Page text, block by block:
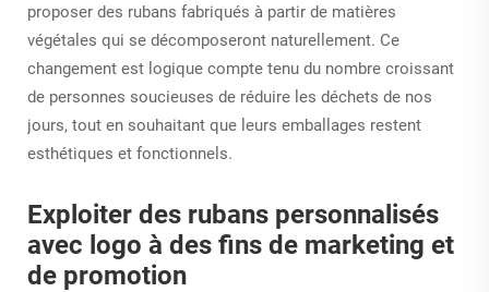
proposer des rubans fabriqués à partir de matières
végétales qui se décomposeront naturellement. Ce
changement est logique compte tenu du nombre croissant
de personnes soucieuses de réduire les déchets de nos
jours, tout en souhaitant que leurs emballages restent
esthétiques et fonctionnels.
Exploiter des rubans personnalisés
avec logo à des fins de marketing et
de promotion